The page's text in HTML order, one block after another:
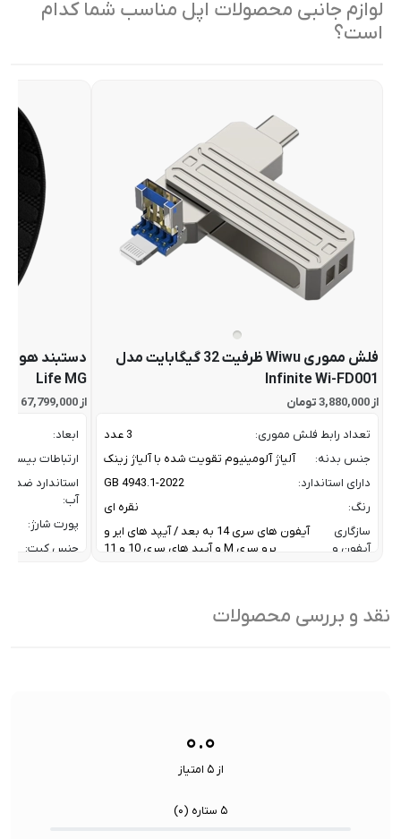
لوازم جانبی محصولات اپل مناسب شما کدام
است؟
فلش مموری Wiwu ظرفیت 32 گیگابایت مدل
Infinite Wi-FD001
از 3,880,000 تومان
تعداد رابط فلش مموری:
3 عدد
جنس بدنه:
آلیاژ آلومینیوم تقویت شده با آلیاژ زینک
دارای استاندارد:
GB 4943.1-2022
رنگ:
نقره ای
سازگاری
آیفون و
آیفون های سری 14 به بعد / آیپد های ایر و
پرو سری M و آیپد های سری 10 و 11
ظرفیت:
Life MG
از 67,799,000 تومان
ابعاد:
ارتباطات بیسیم:
استاندارد ضد
آب:
پورت شارژ:
جنس کیت:
نقد و بررسی محصولات
۰.۰
از ۵ امتیاز
۵ ستاره ( ۰)